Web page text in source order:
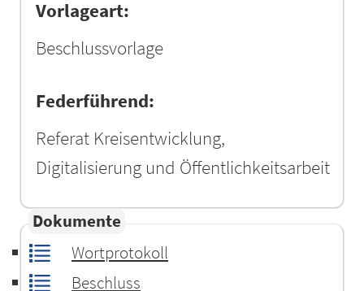
Vorlageart:
Beschlussvorlage
Federführend:
Referat Kreisentwicklung,
Digitalisierung und Öffentlichkeitsarbeit
Dokumente
Wortprotokoll
Beschluss